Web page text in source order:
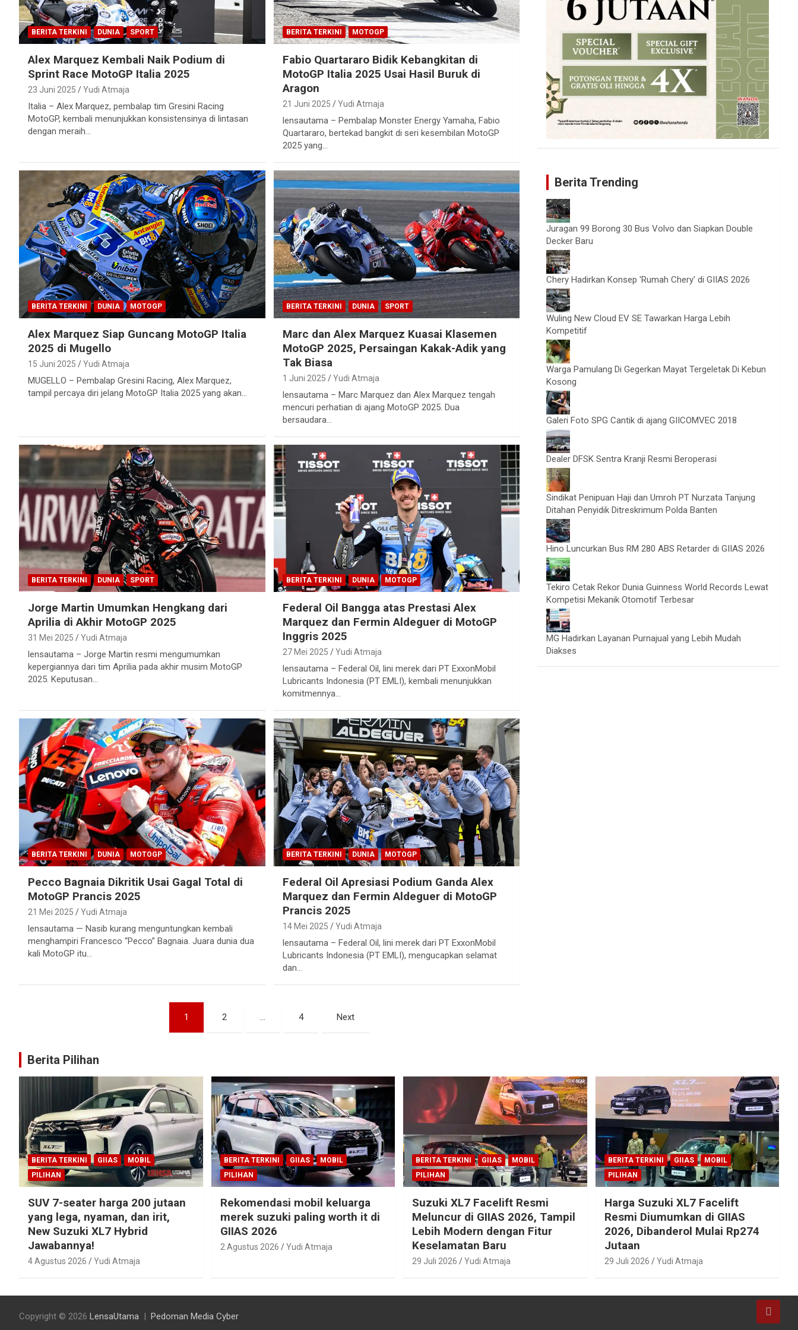
BERITA TERKINI DUNIA SPORT
Alex Marquez Kembali Naik Podium di
Sprint Race MotoGP Italia 2025
23 Juni 2025 Yudi Atmaja
Italia – Alex Marquez, pembalap tim Gresini Racing
MotoGP, kembali menunjukkan konsistensinya di lintasan
dengan meraih…
BERITA TERKINI MOTOGP
Fabio Quartararo Bidik Kebangkitan di
MotoGP Italia 2025 Usai Hasil Buruk di
Aragon
21 Juni 2025 Yudi Atmaja
lensautama – Pembalap Monster Energy Yamaha, Fabio
Quartararo, bertekad bangkit di seri kesembilan MotoGP
2025 yang…
BERITA TERKINI DUNIA MOTOGP
Alex Marquez Siap Guncang MotoGP Italia
2025 di Mugello
15 Juni 2025 Yudi Atmaja
MUGELLO – Pembalap Gresini Racing, Alex Marquez,
tampil percaya diri jelang MotoGP Italia 2025 yang akan…
BERITA TERKINI DUNIA SPORT
Marc dan Alex Marquez Kuasai Klasemen
MotoGP 2025, Persaingan Kakak-Adik yang
Tak Biasa
1 Juni 2025 Yudi Atmaja
lensautama – Marc Marquez dan Alex Marquez tengah
mencuri perhatian di ajang MotoGP 2025. Dua
bersaudara…
BERITA TERKINI DUNIA SPORT
Jorge Martin Umumkan Hengkang dari
Aprilia di Akhir MotoGP 2025
31 Mei 2025 Yudi Atmaja
lensautama – Jorge Martin resmi mengumumkan
kepergiannya dari tim Aprilia pada akhir musim MotoGP
2025. Keputusan…
BERITA TERKINI DUNIA MOTOGP
Federal Oil Bangga atas Prestasi Alex
Marquez dan Fermin Aldeguer di MotoGP
Inggris 2025
27 Mei 2025 Yudi Atmaja
lensautama – Federal Oil, lini merek dari PT ExxonMobil
Lubricants Indonesia (PT EMLI), kembali menunjukkan
komitmennya…
BERITA TERKINI DUNIA MOTOGP
Pecco Bagnaia Dikritik Usai Gagal Total di
MotoGP Prancis 2025
21 Mei 2025 Yudi Atmaja
lensautama — Nasib kurang menguntungkan kembali
menghampiri Francesco “Pecco” Bagnaia. Juara dunia dua
kali MotoGP itu…
BERITA TERKINI DUNIA MOTOGP
Federal Oil Apresiasi Podium Ganda Alex
Marquez dan Fermin Aldeguer di MotoGP
Prancis 2025
14 Mei 2025 Yudi Atmaja
lensautama – Federal Oil, lini merek dari PT ExxonMobil
Lubricants Indonesia (PT EMLI), mengucapkan selamat
dan…
1 2 … 4 Next
Berita Trending
Juragan 99 Borong 30 Bus Volvo dan Siapkan Double
Decker Baru
Chery Hadirkan Konsep 'Rumah Chery' di GIIAS 2026
Wuling New Cloud EV SE Tawarkan Harga Lebih
Kompetitif
Warga Pamulang Di Gegerkan Mayat Tergeletak Di Kebun
Kosong
Galeri Foto SPG Cantik di ajang GIICOMVEC 2018
Dealer DFSK Sentra Kranji Resmi Beroperasi
Sindikat Penipuan Haji dan Umroh PT Nurzata Tanjung
Ditahan Penyidik Ditreskrimum Polda Banten
Hino Luncurkan Bus RM 280 ABS Retarder di GIIAS 2026
Tekiro Cetak Rekor Dunia Guinness World Records Lewat
Kompetisi Mekanik Otomotif Terbesar
MG Hadirkan Layanan Purnajual yang Lebih Mudah
Diakses
Berita Pilihan
BERITA TERKINI GIIAS
MOBIL
PILIHAN
SUV 7-seater harga 200 jutaan
yang lega, nyaman, dan irit,
New Suzuki XL7 Hybrid
Jawabannya!
4 Agustus 2026 Yudi Atmaja
BERITA TERKINI GIIAS
MOBIL
PILIHAN
Rekomendasi mobil keluarga
merek suzuki paling worth it di
GIIAS 2026
2 Agustus 2026 Yudi Atmaja
BERITA TERKINI GIIAS
MOBIL
PILIHAN
Suzuki XL7 Facelift Resmi
Meluncur di GIIAS 2026, Tampil
Lebih Modern dengan Fitur
Keselamatan Baru
29 Juli 2026 Yudi Atmaja
BERITA TERKINI GIIAS
MOBIL
PILIHAN
Harga Suzuki XL7 Facelift
Resmi Diumumkan di GIIAS
2026, Dibanderol Mulai Rp274
Jutaan
29 Juli 2026 Yudi Atmaja
Copyright © 2026 LensaUtama Pedoman Media Cyber